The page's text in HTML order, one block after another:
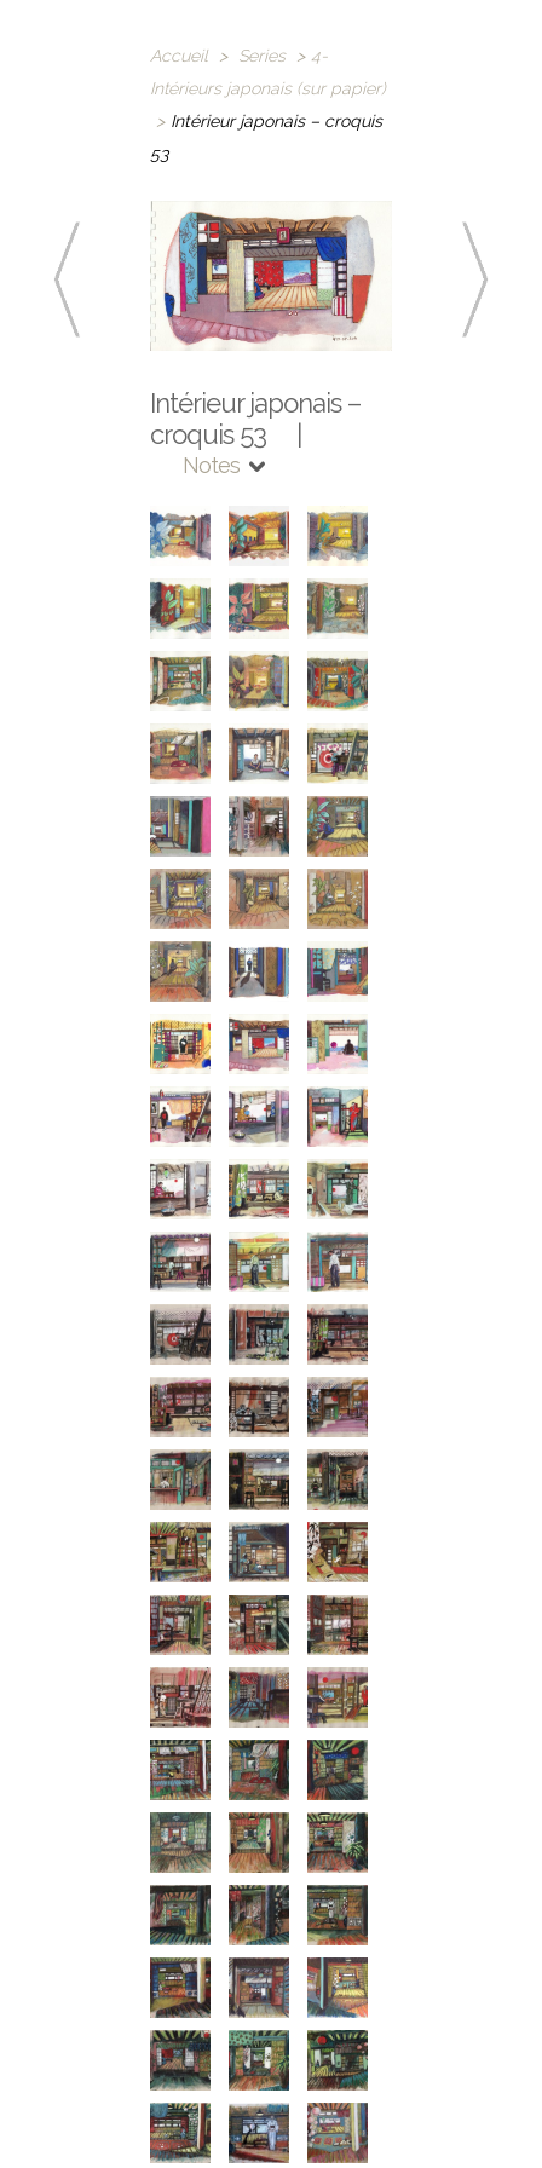
Accueil > Series > 4-
Intérieurs japonais (sur papier)
> Intérieur japonais – croquis
53
Intérieur japonais –
croquis 53 |
Notes